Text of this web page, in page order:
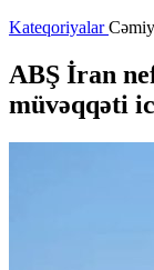
Kateqoriyalar
ABŞ İran
müvəqqəti